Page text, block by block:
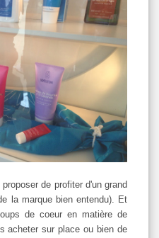
de profiter d'un grand
la marque bien entendu). Et
de coeur en matière de
acheter sur place ou bien de